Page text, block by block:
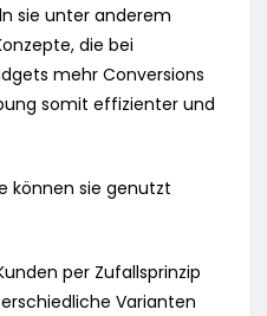
sie unter anderem
die bei
mehr Conversions
somit effizienter und
können sie genutzt
per Zufallsprinzip
Varianten